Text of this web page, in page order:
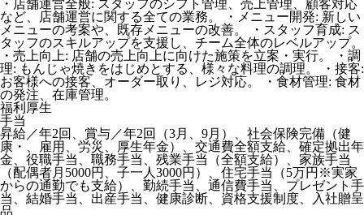
・店舗運営全般: スタッフのシフト管理、売上管理、顧客対応
など、店舗運営に関する全ての業務。 ・メニュー開発: 新しい
メニューの考案や、既存メニューの改善。 ・スタッフ育成: ス
タッフのスキルアップを支援し、チーム全体のレベルアップ。
・売上向上: 店舗の売上向上に向けた施策を立案・実行。 ・調
理: もんじゃ焼きをはじめとする、様々な料理の調理。 ・接客:
お客様への接客、オーダー取り、レジ対応。 ・食材管理: 食材
の発注、在庫管理。
福利厚生
手当
昇給／年2回、賞与／年2回（3月、9月）、社会保険完備（健
康・、雇用、労災、厚生年金）、交通費全額支給、確定拠出年
金、役職手当、職務手当、残業手当（全額支給）、家族手当
（配偶者月5000円、子一人3000円）、住宅手当（5万円※実家
からの通勤でも支給）、勤続手当、通信費手当、プレゼント手
当、結婚手当、出産手当、健康診断、資格支援制度、入社贈呈
品